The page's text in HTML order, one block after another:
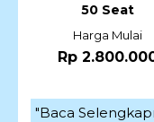
50 Seat
Harga Mulai
Rp
"Baca